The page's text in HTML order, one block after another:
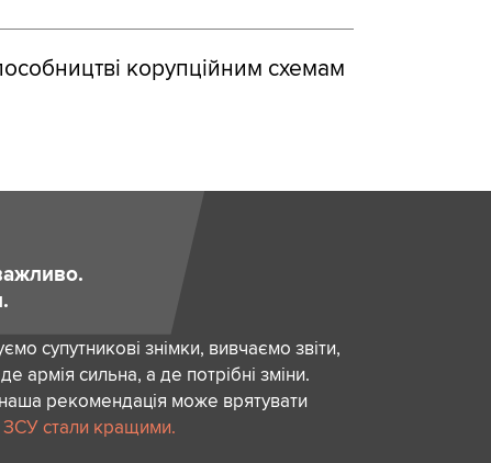
корупційним схемам
супутникові знімки, вивчаємо звіти,
армія сильна, а де потрібні зміни.
рекомендація може врятувати
стали кращими.